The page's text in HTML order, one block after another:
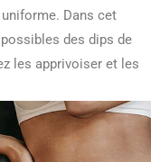
Dans cet
des dips de
les apprivoiser et les